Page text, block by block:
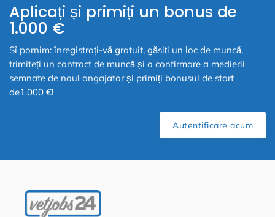
Aplicați și primiți un bonus de
1.000 €
Sî pornim: înregistrați-vă gratuit, găsiți un loc de muncă,
trimiteți un contract de muncă și o confirmare a medierii
semnate de noul angajator și primiți bonusul de start
de1.000 €!
Autentificare acum